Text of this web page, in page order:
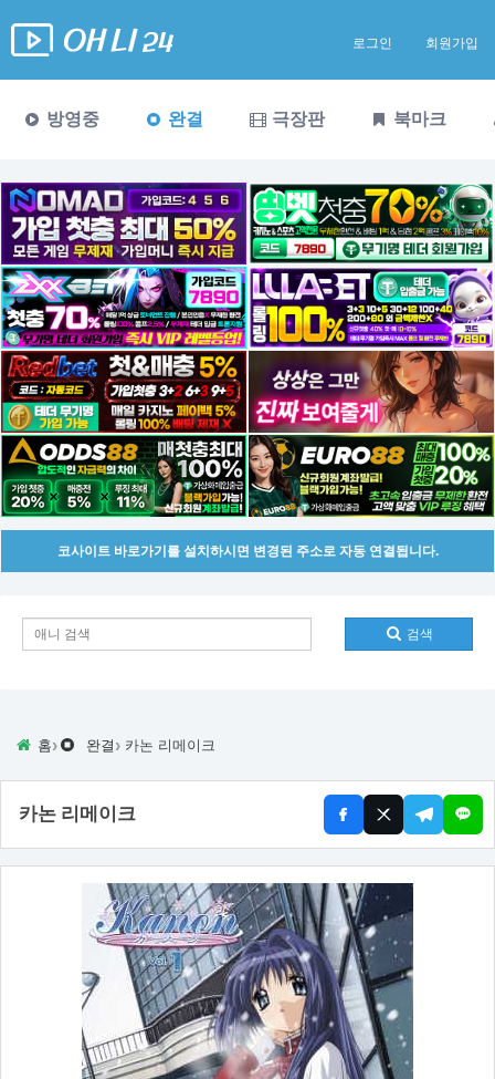
로그인 회원가입
방영중 완결 극장판 북마크
코사이트 바로가기를 설치하시면 변경된 주소로 자동 연결됩니다.
검색
홈› 완결 › 카논 리메이크
카논 리메이크